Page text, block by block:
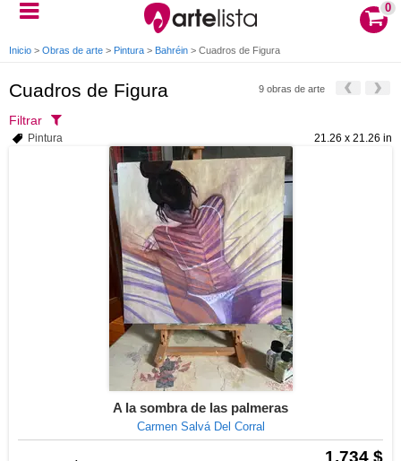
0
Inicio > Obras de arte > Pintura > Bahréin > Cuadros de Figura
Cuadros de Figura 9 obras de arte
Filtrar
21.26 x 21.26 in
Pintura
A la sombra de las palmeras
Carmen Salvá Del Corral
1.734 $